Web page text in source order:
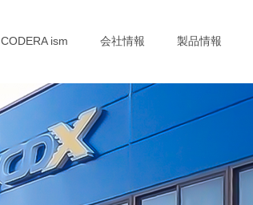
CODERA ism 会社情報 製品情報